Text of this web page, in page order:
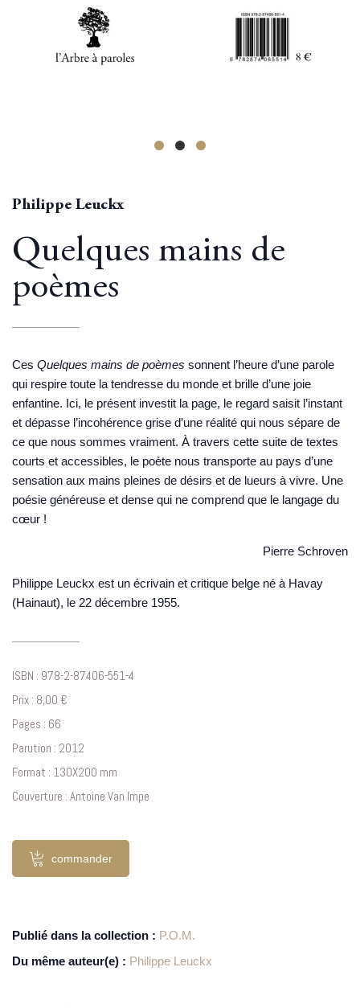
Philippe Leuckx
Quelques mains de
poèmes
Ces Quelques mains de poèmes sonnent l’heure d’une parole
qui respire toute la tendresse du monde et brille d’une joie
enfantine. Ici, le présent investit la page, le regard saisit l’instant
et dépasse l’incohérence grise d’une réalité qui nous sépare de
ce que nous sommes vraiment. À travers cette suite de textes
courts et accessibles, le poète nous transporte au pays d’une
sensation aux mains pleines de désirs et de lueurs à vivre. Une
poésie généreuse et dense qui ne comprend que le langage du
cœur !
Pierre Schroven
Philippe Leuckx est un écrivain et critique belge né à Havay
(Hainaut), le 22 décembre 1955.
ISBN : 978-2-87406-551-4
Prix : 8,00 €
Pages : 66
Parution : 2012
Format : 130X200 mm
Couverture : Antoine Van Impe
commander
Publié dans la collection : P.O.M.
Du même auteur(e) : Philippe Leuckx